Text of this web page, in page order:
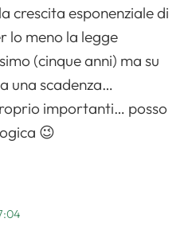
crescita esponenziale di
lo meno la legge
(cinque anni) ma su
una scadenza…
importanti… posso
😉